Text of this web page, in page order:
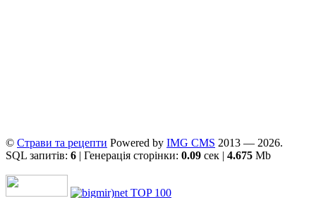
© Страви та рецепти Powered by ІMG CMS 2013 — 2026.
SQL запитів: 6 | Генерація сторінки: 0.09 сек | 4.675 Mb